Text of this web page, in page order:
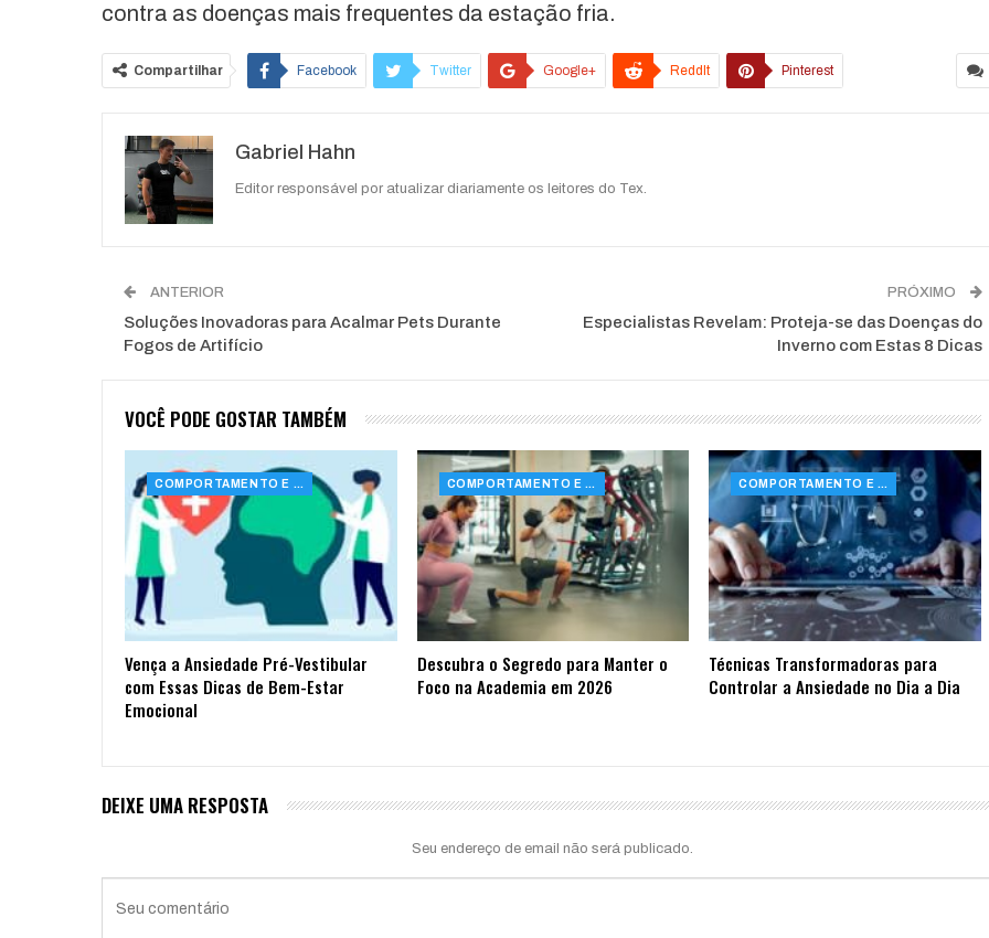
contra as doenças mais frequentes da estação fria.
Compartilhar Facebook Twitter Google+ ReddIt Pinterest
Gabriel Hahn
Editor responsável por atualizar diariamente os leitores do Tex.
ANTERIOR
Soluções Inovadoras para Acalmar Pets Durante
Fogos de Artifício
PRÓXIMO
Especialistas Revelam: Proteja-se das Doenças do
Inverno com Estas 8 Dicas
VOCÊ PODE GOSTAR TAMBÉM
COMPORTAMENTO E SAÚDE
Vença a Ansiedade Pré-Vestibular
com Essas Dicas de Bem-Estar
Emocional
COMPORTAMENTO E SAÚDE
Descubra o Segredo para Manter o
Foco na Academia em 2026
COMPORTAMENTO E SAÚDE
Técnicas Transformadoras para
Controlar a Ansiedade no Dia a Dia
DEIXE UMA RESPOSTA
Seu endereço de email não será publicado.